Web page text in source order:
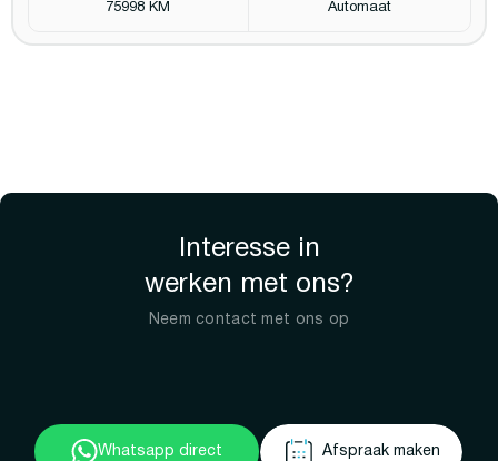
75998 KM Automaat
Interesse in
werken met ons?
Neem contact met ons op
Whatsapp direct Afspraak maken